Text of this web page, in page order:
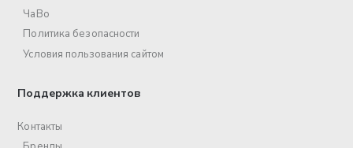
ЧаВо
Политика безопасности
Условия пользования сайтом
Поддержка клиентов
Контакты